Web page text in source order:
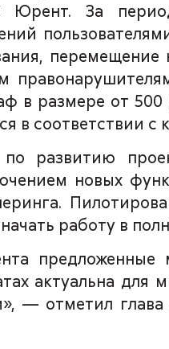
Юрент. За
в размере от
в соответствии
развитию
новых
работу в
актуальна для
— отметил